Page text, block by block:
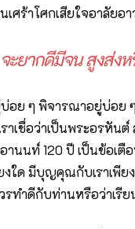
ศร้าโศกเสียใจอาลัย
จะยากดีมีจน สูงส่
อย ๆ พิจารณาอยู่บ่อย
าเชื่อว่าเป็นพระอรหัน
านนท์ 120 ปี เป็นข้อเ
งใด มีบุญคุณกับเราเพี
รทำดีกับท่านหรือว่าเรี